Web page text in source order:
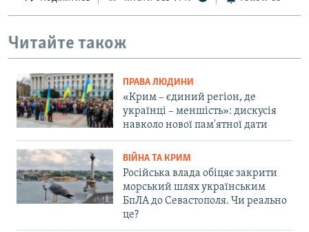
Читайте також
ПРАВА ЛЮДИНИ
«Крим – єдиний регіон, де
українці – меншість»: дискусія
навколо нової пам'ятної дати
ВІЙНА ТА КРИМ
Російська влада обіцяє закрити
морський шлях українським
БпЛА до Севастополя. Чи реально
це?